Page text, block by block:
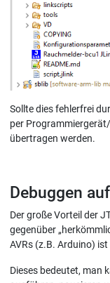
Sollte dies fehlerfrei
per
übertragen werden.
Debuggen
Der große Vorteil der
gegenüber
AVRs (z.B. Arduino)
Dieses bedeutet, man